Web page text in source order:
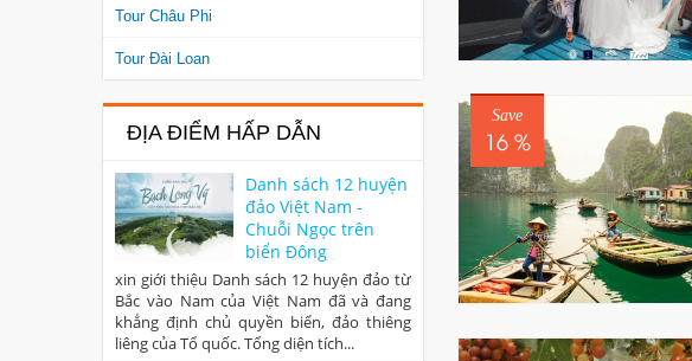
Tour Châu Phi
Tour Đài Loan
ĐỊA ĐIỂM HẤP DẪN
Danh sách 12 huyện
đảo Việt Nam -
Chuỗi Ngọc trên
biển Đông
xin giới thiệu Danh sách 12 huyện đảo từ
Bắc vào Nam của Việt Nam đã và đang
khẳng định chủ quyền biển, đảo thiêng
liêng của Tổ quốc. Tổng diện tích...
Save
16 %